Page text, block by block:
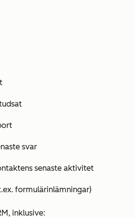
svar
senaste aktivitet
formulärinlämningar)
inklusive: